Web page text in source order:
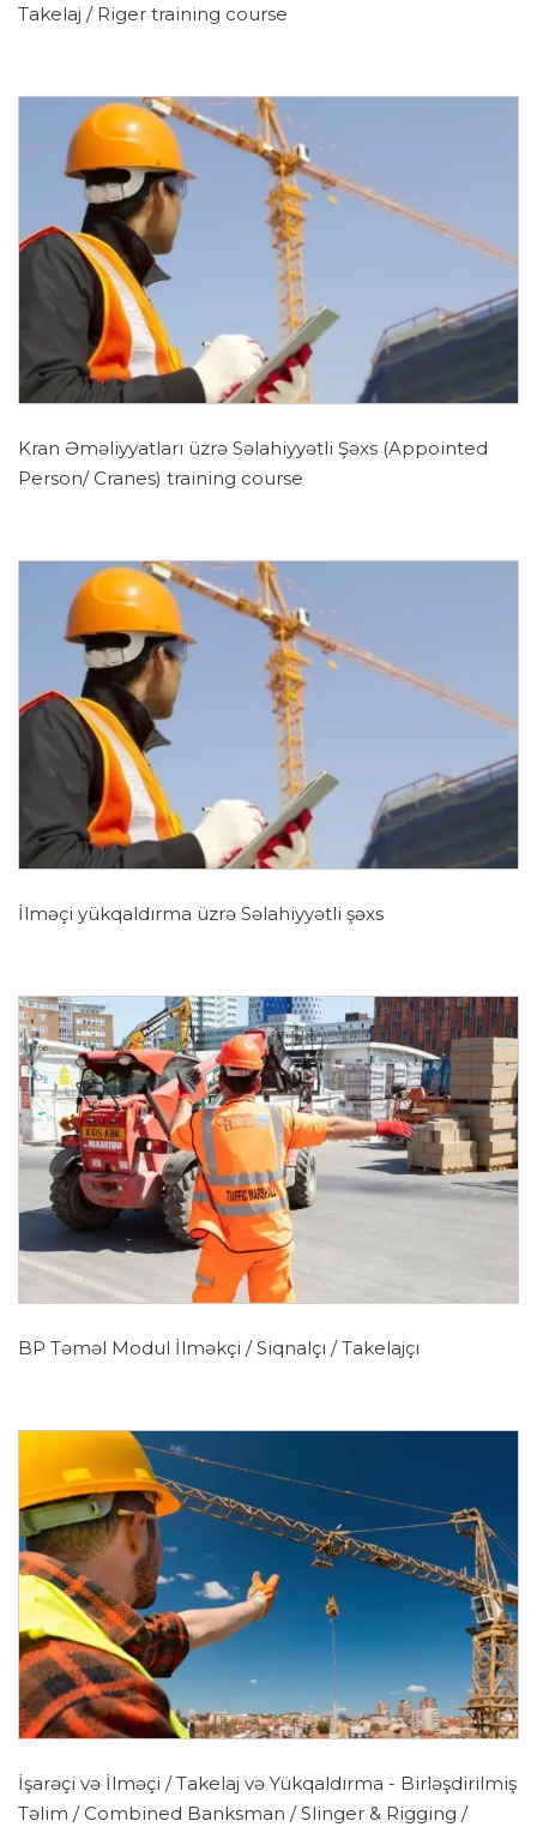
Takelaj / Riger training course
Kran Əməliyyatları üzrə Səlahiyyətli Şəxs (Appointed
Person/ Cranes) training course
İlməçi yükqaldırma üzrə Səlahiyyətli şəxs
BP Təməl Modul İlməkçi / Siqnalçı / Takelajçı
İşarəçi və İlməçi / Takelaj və Yükqaldırma - Birləşdirilmiş
Təlim / Combined Banksman / Slinger & Rigging /